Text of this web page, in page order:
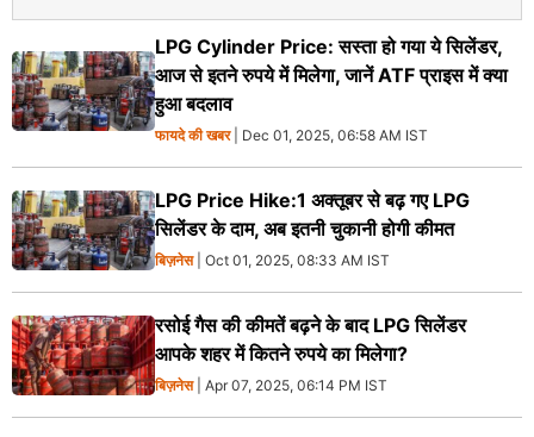
LPG Cylinder Price: सस्ता हो गया ये सिलेंडर,
आज से इतने रुपये में मिलेगा, जानें ATF प्राइस में क्या
हुआ बदलाव
फायदे की खबर| Dec 01, 2025, 06:58 AM IST
LPG Price Hike:1 अक्तूबर से बढ़ गए LPG
सिलेंडर के दाम, अब इतनी चुकानी होगी कीमत
बिज़नेस| Oct 01, 2025, 08:33 AM IST
रसोई गैस की कीमतें बढ़ने के बाद LPG सिलेंडर
आपके शहर में कितने रुपये का मिलेगा?
बिज़नेस| Apr 07, 2025, 06:14 PM IST